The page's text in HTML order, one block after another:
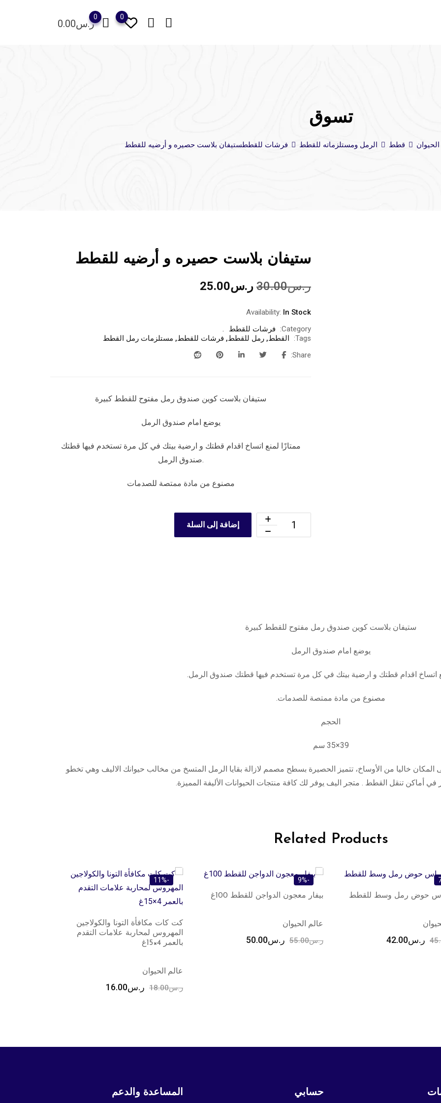
ر.س0.00
0 0
تسوق
قطط الرمل ومستلزماته للقطط فرشات للقططستيفان بلاست حصيره و أرضيه للقطط
ستيفان بلاست حصيره و أرضيه للقطط
ر.س30.00 ر.س25.00
Availability: In Stock
Category:
فرشات للقطط
Tags:
القطط, رمل للقطط, فرشات للقطط, مستلزمات رمل القطط
Share:
ستيفان بلاست كوين صندوق رمل مفتوح للقطط كبيرة
يوضع امام صندوق الرمل
ممتازًا لمنع اتساخ اقدام قطتك و ارضية بيتك في كل مرة تستخدم فيها قطتك
صندوق الرمل.
مصنوع من مادة ممتصة للصدمات
إضافة إلى السلة
ستيفان بلاست كوين صندوق رمل مفتوح للقطط كبيرة
يوضع امام صندوق الرمل
اتساخ اقدام قطتك و ارضية بيتك في كل مرة تستخدم فيها قطتك صندوق الرمل.
مصنوع من مادة ممتصة للصدمات.
الحجم
39×35 سم
خاليا من الأوساخ، تتميز الحصيرة بسطح مصمم لازالة بقايا الرمل المتسخ من مخالب حيوانك الاليف وهي تخطو
في أماكن تنقل القطط . متجر اليف يوفر لك كافة منتجات الحيوانات الأليفة المميزة.
Related Products
اس حوض رمل وسط للقطط
ر.س42.00
-9%
بيفار معجون الدواجن للقطط 100غ
عالم الحيوان
ر.س55.00 ر.س50.00
-11%
كت كات مكافأة التونا والكولاجين
المهروس لمحاربة علامات التقدم
بالعمر 4×15غ
عالم الحيوان
ر.س18.00 ر.س16.00
حسابي المساعدة والدعم